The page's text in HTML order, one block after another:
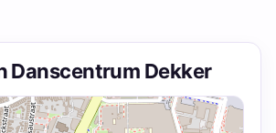
Danscentrum Dekker